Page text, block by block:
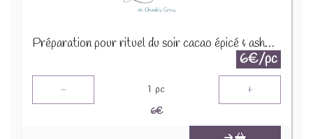
Préparation pour rituel du soir cacao épicé & ashwaganda 30g
6€/pc
- 1 pc +
6€